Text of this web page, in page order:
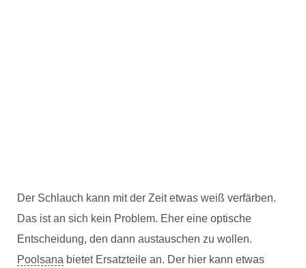
Der Schlauch kann mit der Zeit etwas weiß verfärben.
Das ist an sich kein Problem. Eher eine optische
Entscheidung, den dann austauschen zu wollen.
Poolsana bietet Ersatzteile an. Der hier kann etwas